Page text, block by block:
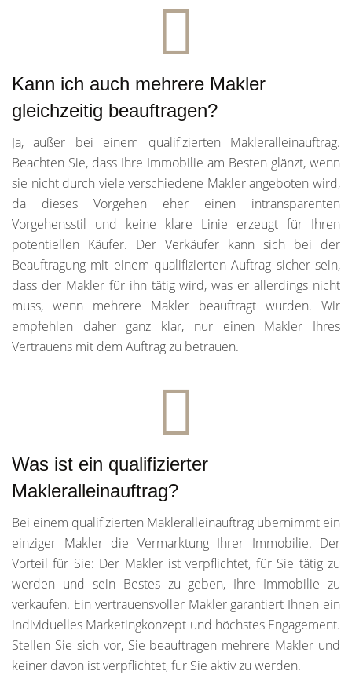
Kann ich auch mehrere Makler
gleichzeitig beauftragen?
Ja, außer bei einem qualifizierten Makleralleinauftrag.
Beachten Sie, dass Ihre Immobilie am Besten glänzt, wenn
sie nicht durch viele verschiedene Makler angeboten wird,
da dieses Vorgehen eher einen intransparenten
Vorgehensstil und keine klare Linie erzeugt für Ihren
potentiellen Käufer. Der Verkäufer kann sich bei der
Beauftragung mit einem qualifizierten Auftrag sicher sein,
dass der Makler für ihn tätig wird, was er allerdings nicht
muss, wenn mehrere Makler beauftragt wurden. Wir
empfehlen daher ganz klar, nur einen Makler Ihres
Vertrauens mit dem Auftrag zu betrauen.
Was ist ein qualifizierter
Makleralleinauftrag?
Bei einem qualifizierten Makleralleinauftrag übernimmt ein
einziger Makler die Vermarktung Ihrer Immobilie. Der
Vorteil für Sie: Der Makler ist verpflichtet, für Sie tätig zu
werden und sein Bestes zu geben, Ihre Immobilie zu
verkaufen. Ein vertrauensvoller Makler garantiert Ihnen ein
individuelles Marketingkonzept und höchstes Engagement.
Stellen Sie sich vor, Sie beauftragen mehrere Makler und
keiner davon ist verpflichtet, für Sie aktiv zu werden.